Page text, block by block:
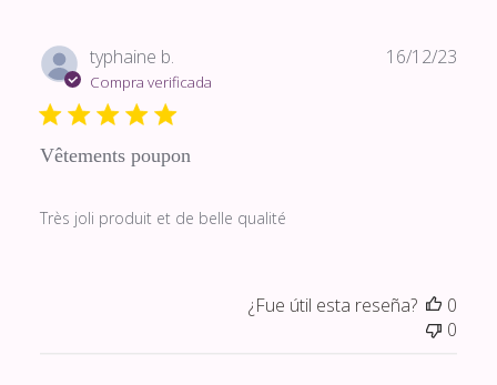
typhaine b.
Compra verificada
Vêtements poupon
Très joli produit et de belle qualité
16/12/23
¿Fue útil esta reseña?
0
0